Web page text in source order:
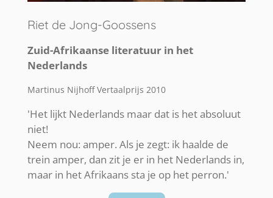
Riet de Jong-Goossens
Zuid-Afrikaanse literatuur in het
Nederlands
Martinus Nijhoff Vertaalprijs 2010
'Het lijkt Nederlands maar dat is het absoluut
niet!
Neem nou: amper. Als je zegt: ik haalde de
trein amper, dan zit je er in het Nederlands in,
maar in het Afrikaans sta je op het perron.'